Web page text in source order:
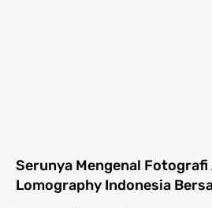
Serunya Mengenal Fotografi
Lomography Indonesia